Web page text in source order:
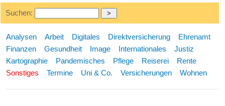
Suchen:
Analysen Arbeit Digitales Direktversicherung
Ehrenamt
Finanzen
Gesundheit Image Internationales
Justiz
Kartographie
Pandemisches Pflege Reiserei
Rente
Sonstiges
Termine Uni & Co. Versicherungen Wohnen